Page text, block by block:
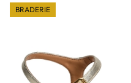
BRADERIE